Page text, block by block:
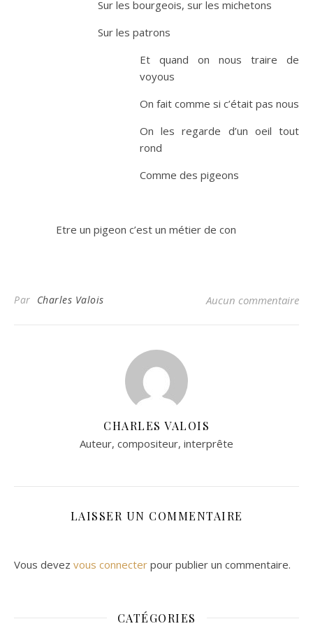
Sur les bourgeois, sur les michetons
Sur les patrons
Et quand on nous traire de
voyous
On fait comme si c’était pas nous
On les regarde d’un oeil tout
rond
Comme des pigeons
Etre un pigeon c’est un métier de con
Par Charles Valois Aucun commentaire
CHARLES VALOIS
Auteur, compositeur, interprête
LAISSER UN COMMENTAIRE
Vous devez vous connecter pour publier un commentaire.
CATÉGORIES